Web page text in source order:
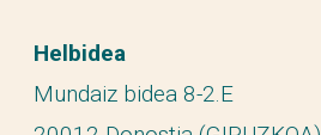
Helbidea
Mundaiz bidea 8-2.E